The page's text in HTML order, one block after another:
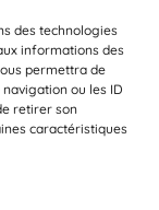
des technologies
informations des
permettra de
ou les ID
retirer son
caractéristiques